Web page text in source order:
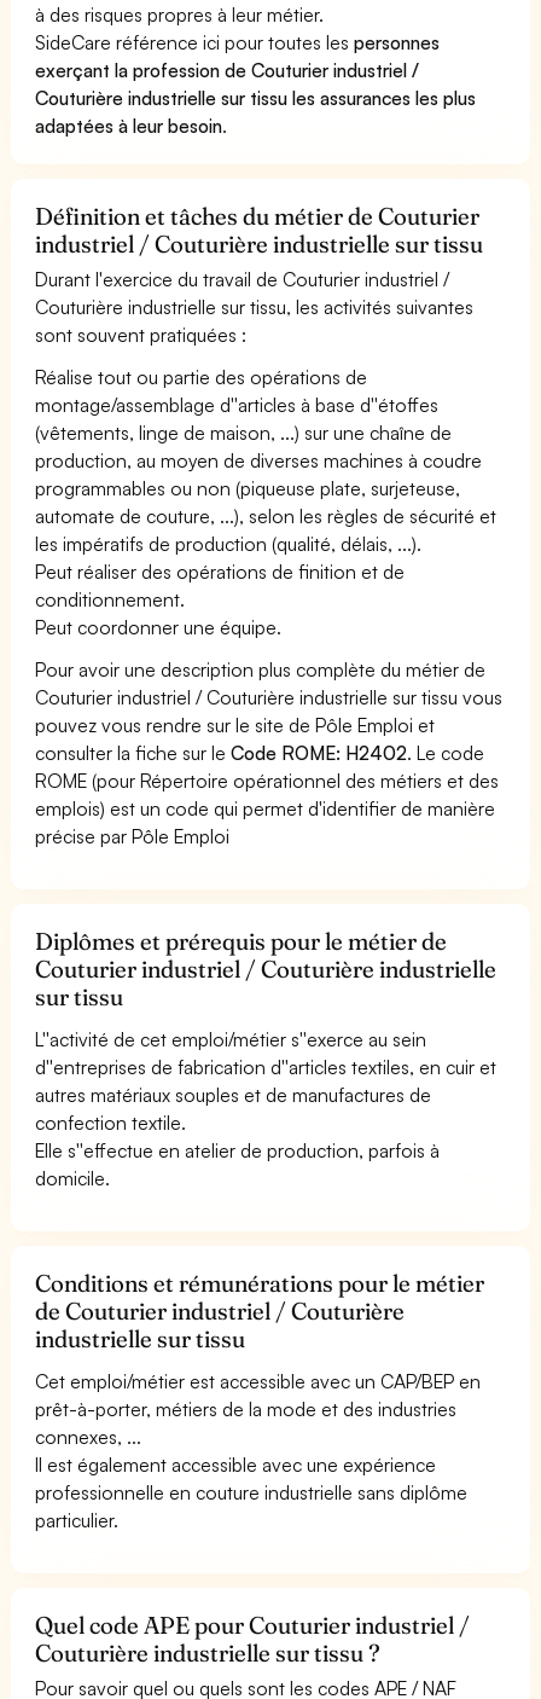
à des risques propres à leur métier.
SideCare référence ici pour toutes lespersonnes
exerçant la profession de Couturier industriel /
Couturière industrielle sur tissu les assurances les plus
adaptées à leur besoin.
Définition et tâches du métier de Couturier
industriel / Couturière industrielle sur tissu
Durant l'exercice du travail de Couturier industriel /
Couturière industrielle sur tissu, les activités suivantes
sont souvent pratiquées :
Réalise tout ou partie des opérations de
montage/assemblage d''articles à base d''étoffes
(vêtements, linge de maison, ...) sur une chaîne de
production, au moyen de diverses machines à coudre
programmables ou non (piqueuse plate, surjeteuse,
automate de couture, ...), selon les règles de sécurité et
les impératifs de production (qualité, délais, ...).
Peut réaliser des opérations de finition et de
conditionnement.
Peut coordonner une équipe.
Pour avoir une description plus complète du métier de
Couturier industriel / Couturière industrielle sur tissu vous
pouvez vous rendre sur le site de Pôle Emploi et
consulter la fiche sur leCode ROME: H2402. Le code
ROME (pour Répertoire opérationnel des métiers et des
emplois) est un code qui permet d'identifier de manière
précise par Pôle Emploi
Diplômes et prérequis pour le métier de
Couturier industriel / Couturière industrielle
sur tissu
L''activité de cet emploi/métier s''exerce au sein
d''entreprises de fabrication d''articles textiles, en cuir et
autres matériaux souples et de manufactures de
confection textile.
Elle s''effectue en atelier de production, parfois à
domicile.
Conditions et rémunérations pour le métier
de Couturier industriel / Couturière
industrielle sur tissu
Cet emploi/métier est accessible avec un CAP/BEP en
prêt-à-porter, métiers de la mode et des industries
connexes, ...
Il est également accessible avec une expérience
professionnelle en couture industrielle sans diplôme
particulier.
Quel code APE pour Couturier industriel /
Couturière industrielle sur tissu ?
Pour savoir quel ou quels sont les codes APE / NAF